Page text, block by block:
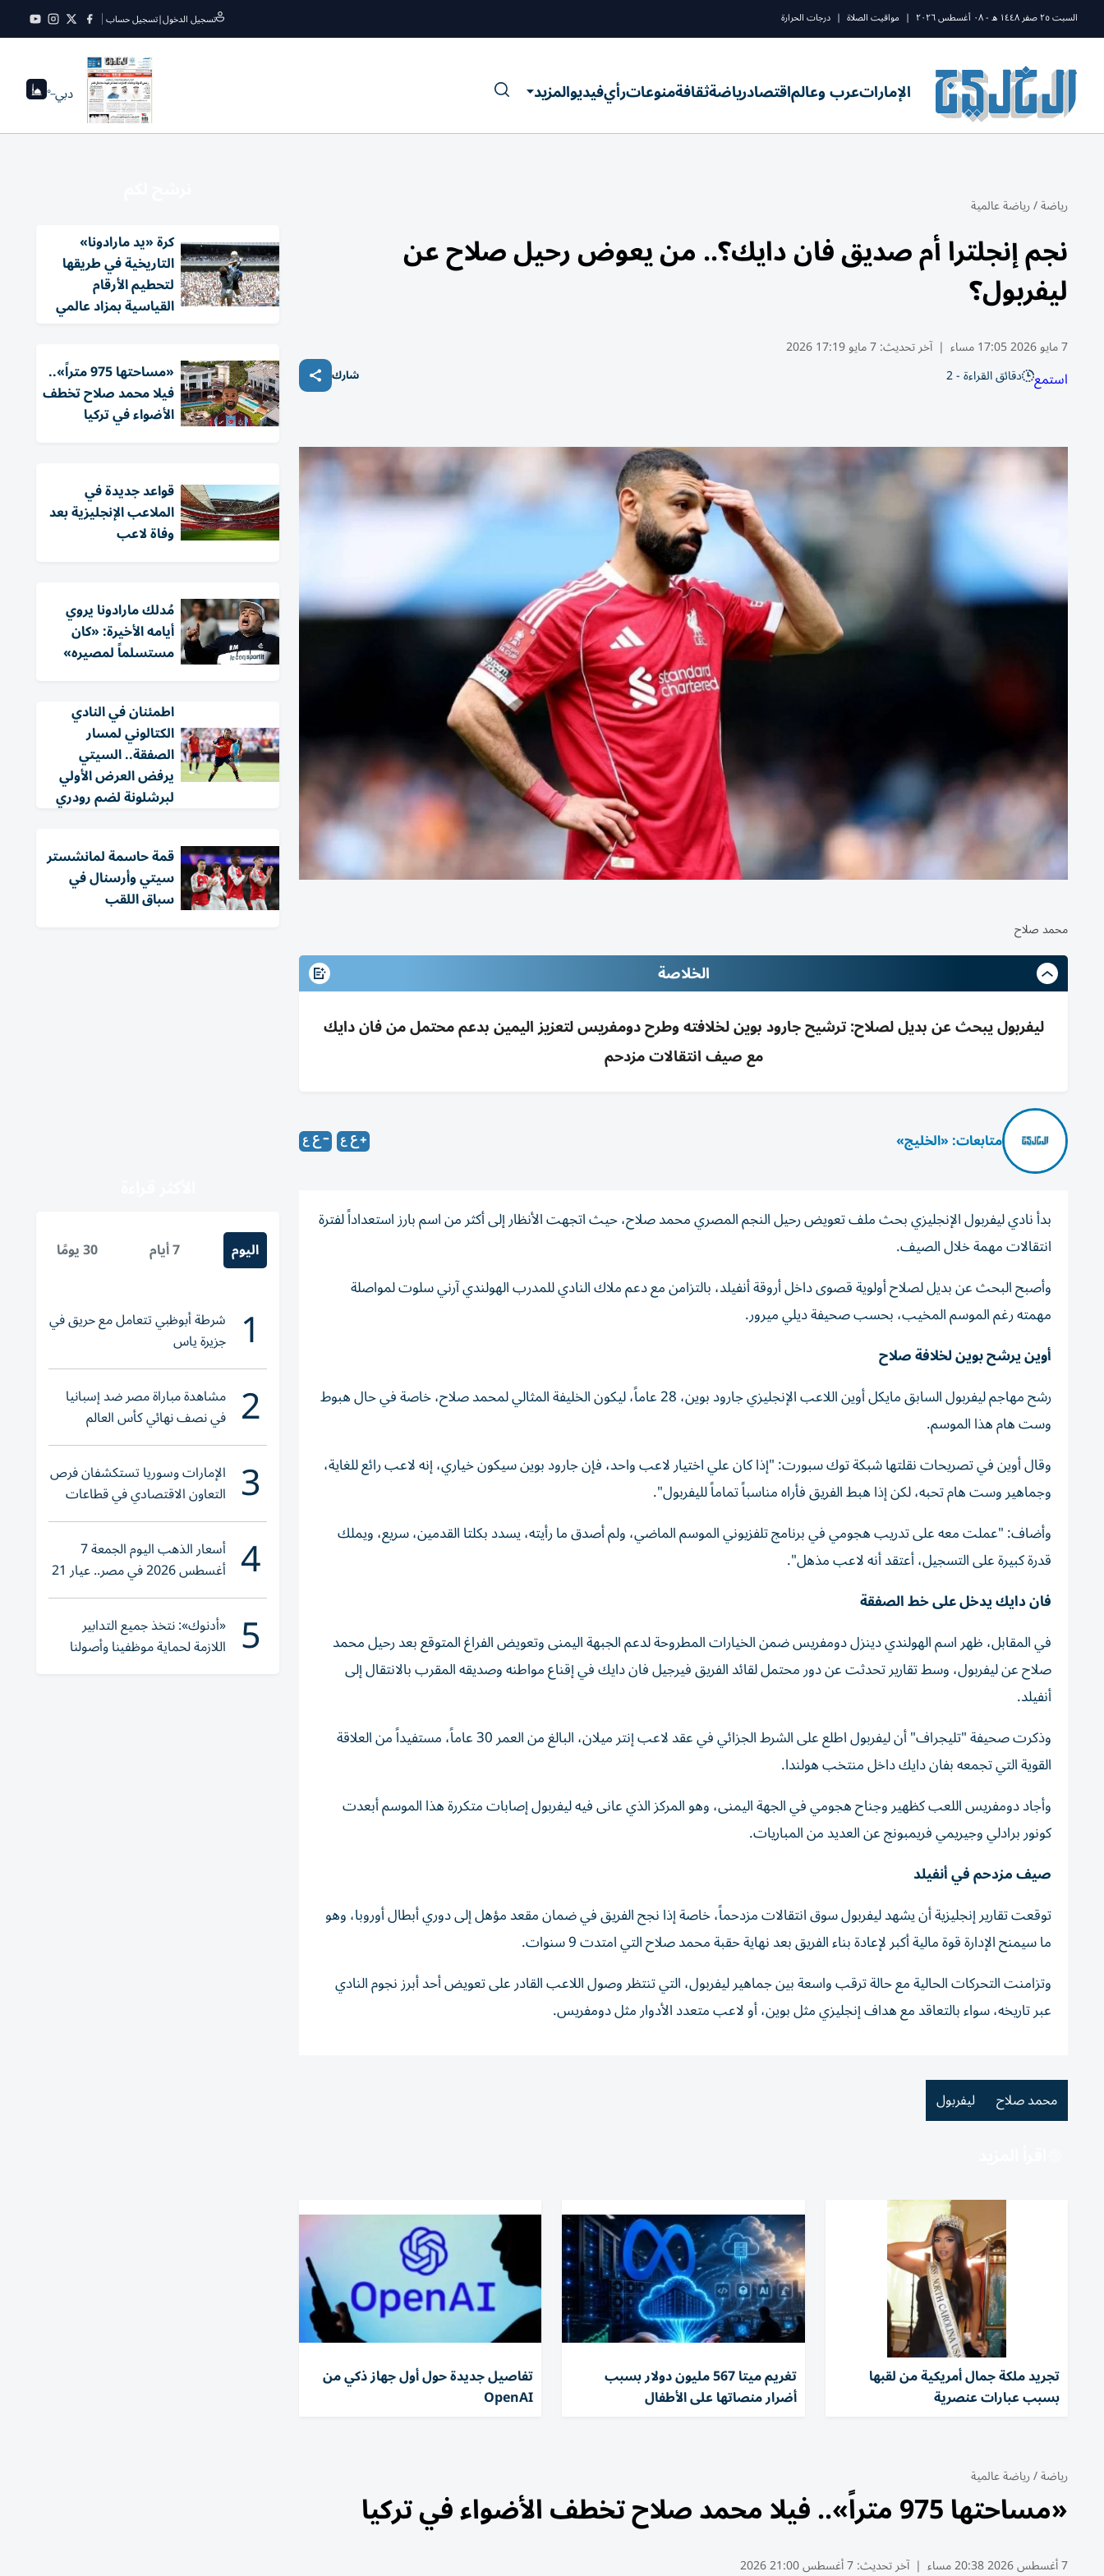
السبت ٢٥ صفر ١٤٤٨ ه - ٠٨ أغسطس ٢٠٢٦ | مواقيت الصلاة | درجات الحرارة تسجيل الدخول|تسجيل حساب
الإماراتعرب وعالماقتصادرياضةثقافةمنوعاترأيفيديوالمزيد دبي--°
رياضة/رياضة عالمية
نجم إنجلترا أم صديق فان دايك؟.. من يعوض رحيل صلاح عن
ليفربول؟
7 مايو 2026 17:05 مساء | آخر تحديث:7 مايو 17:19 2026
استمع دقائق القراءة - 2 شارك
محمد صلاح
الخلاصة
ليفربول يبحث عن بديل لصلاح: ترشيح جارود بوين لخلافته وطرح دومفريس لتعزيز اليمين بدعم محتمل من فان دايك
مع صيف انتقالات مزدحم
متابعات: «الخليج»
بدأ نادي ليفربول الإنجليزي بحث ملف تعويض رحيل النجم المصري محمد صلاح، حيث اتجهت الأنظار إلى أكثر من اسم بارز استعداداً لفترة
انتقالات مهمة خلال الصيف.
وأصبح البحث عن بديل لصلاح أولوية قصوى داخل أروقة أنفيلد، بالتزامن مع دعم ملاك النادي للمدرب الهولندي آرني سلوت لمواصلة
مهمته رغم الموسم المخيب، بحسب صحيفة ديلي ميرور.
أوين يرشح بوين لخلافة صلاح
رشح مهاجم ليفربول السابق مايكل أوين اللاعب الإنجليزي جارود بوين، 28 عاماً، ليكون الخليفة المثالي لمحمد صلاح، خاصة في حال هبوط
وست هام هذا الموسم.
وقال أوين في تصريحات نقلتها شبكة توك سبورت: "إذا كان علي اختيار لاعب واحد، فإن جارود بوين سيكون خياري، إنه لاعب رائع للغاية،
وجماهير وست هام تحبه، لكن إذا هبط الفريق فأراه مناسباً تماماً لليفربول".
وأضاف: "عملت معه على تدريب هجومي في برنامج تلفزيوني الموسم الماضي، ولم أصدق ما رأيته، يسدد بكلتا القدمين، سريع، ويملك
قدرة كبيرة على التسجيل، أعتقد أنه لاعب مذهل".
فان دايك يدخل على خط الصفقة
في المقابل، ظهر اسم الهولندي دينزل دومفريس ضمن الخيارات المطروحة لدعم الجبهة اليمنى وتعويض الفراغ المتوقع بعد رحيل محمد
صلاح عن ليفربول، وسط تقارير تحدثت عن دور محتمل لقائد الفريق فيرجيل فان دايك في إقناع مواطنه وصديقه المقرب بالانتقال إلى
أنفيلد.
وذكرت صحيفة "تليجراف" أن ليفربول اطلع على الشرط الجزائي في عقد لاعب إنتر ميلان، البالغ من العمر 30 عاماً، مستفيداً من العلاقة
القوية التي تجمعه بفان دايك داخل منتخب هولندا.
وأجاد دومفريس اللعب كظهير وجناح هجومي في الجهة اليمنى، وهو المركز الذي عانى فيه ليفربول إصابات متكررة هذا الموسم أبعدت
كونور برادلي وجيريمي فريمبونج عن العديد من المباريات.
صيف مزدحم في أنفيلد
توقعت تقارير إنجليزية أن يشهد ليفربول سوق انتقالات مزدحماً، خاصة إذا نجح الفريق في ضمان مقعد مؤهل إلى دوري أبطال أوروبا، وهو
ما سيمنح الإدارة قوة مالية أكبر لإعادة بناء الفريق بعد نهاية حقبة محمد صلاح التي امتدت 9 سنوات.
وتزامنت التحركات الحالية مع حالة ترقب واسعة بين جماهير ليفربول، التي تنتظر وصول اللاعب القادر على تعويض أحد أبرز نجوم النادي
عبر تاريخه، سواء بالتعاقد مع هداف إنجليزي مثل بوين، أو لاعب متعدد الأدوار مثل دومفريس.
محمد صلاح ليفربول
تجريد ملكة جمال أمريكية من لقبها
بسبب عبارات عنصرية
تغريم ميتا 567 مليون دولار بسبب
أضرار منصاتها على الأطفال
تفاصيل جديدة حول أول جهاز ذكي من
OpenAI
رياضة/رياضة عالمية
«مساحتها 975 متراً».. فيلا محمد صلاح تخطف الأضواء في تركيا
7 أغسطس 2026 20:38 مساء | آخر تحديث:7 أغسطس 21:00 2026
كرة «يد مارادونا»
التاريخية في طريقها
لتحطيم الأرقام
القياسية بمزاد عالمي
«مساحتها 975 متراً»..
فيلا محمد صلاح تخطف
الأضواء في تركيا
قواعد جديدة في
الملاعب الإنجليزية بعد
وفاة لاعب
مُدلك مارادونا يروي
أيامه الأخيرة: «كان
مستسلماً لمصيره»
اطمئنان في النادي
الكتالوني لمسار
الصفقة.. السيتي
يرفض العرض الأولي
لبرشلونة لضم رودري
قمة حاسمة لمانشستر
سيتي وأرسنال في
سباق اللقب
اليوم 7 أيام 30 يومًا
1 شرطة أبوظبي تتعامل مع حريق في
جزيرة ياس
2 مشاهدة مباراة مصر ضد إسبانيا
في نصف نهائي كأس العالم
لناشئات اليد 2026
3 الإمارات وسوريا تستكشفان فرص
التعاون الاقتصادي في قطاعات
حيوية
4 أسعار الذهب اليوم الجمعة 7
أغسطس 2026 في مصر.. عيار 21
يقترب من هذا الرقم
5 «أدنوك»: نتخذ جميع التدابير
اللازمة لحماية موظفينا وأصولنا